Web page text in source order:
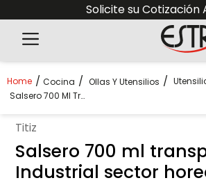
Solicite su Cotización
Cocina Ollas Y Utensilios
Salsero 700 Ml Transparente. Industrial Sector Horeca
titiz
Salsero 700 ml
Industrial sector